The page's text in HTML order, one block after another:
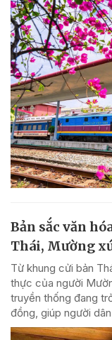
Bản sắc văn
Thái, Mường
Từ khung cửi bản
thực của người
truyền thống đang
đồng, giúp người